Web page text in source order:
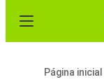
Página inicial